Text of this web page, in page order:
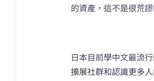
的資產，這不是很荒
日本目前學中文最流
擴展社群和認識更多